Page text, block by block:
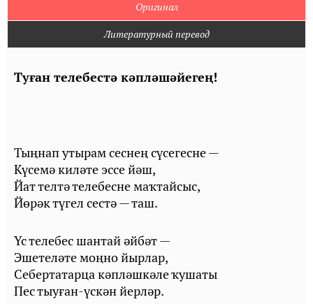
Оригинал
Литературный перевод
Туған телебестә кәпләшәйегең!
Тыңнап утырам сеснең сүсегесне —
Күсемә киләте эссе йәш,
Йат телтә телебесне маҡтайсыс,
Йөрәк түгел сестә — таш.
Үс телебес шантай әйбәт —
Эшетеләте моңно йырлар,
Себертатарца кәпләшкәле ҡушаты
Пес тыуған-үскән йерләр.